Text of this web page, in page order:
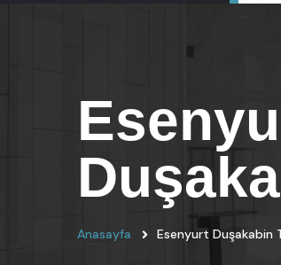
Anasayfa Esenyurt Duşakabin